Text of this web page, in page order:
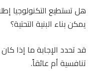
هل تستطيع التكنولوجيا
يمكن بناء البنية التحتية؟
قد تحدد الإجابة ما إذا
تنافسية أم عائقاً.